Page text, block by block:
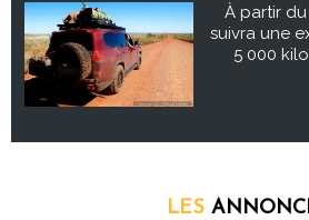
À partir du
suivra une
5 000
LES